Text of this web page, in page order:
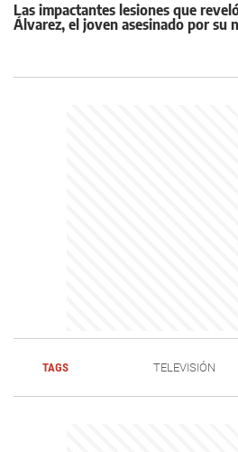
Las impactantes lesiones que
Álvarez, el joven asesinado por su
TAGS TELEVISIÓN